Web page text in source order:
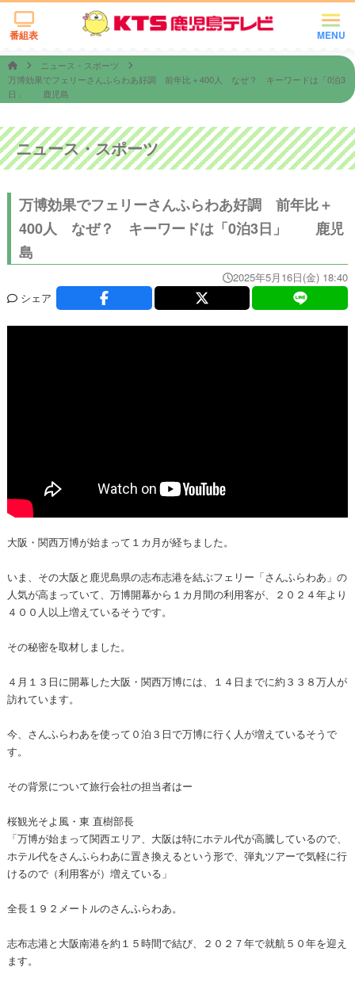
MENU
番組表
ニュース・スポーツ
万博効果でフェリーさんふらわあ好調 前年比＋400人 なぜ？ キーワードは「0泊3
日」 鹿児島
ニュース・スポーツ
万博効果でフェリーさんふらわあ好調 前年比＋
400人 なぜ？ キーワードは「0泊3日」 鹿児
島
2025年5月16日(金) 18:40
シェア
大阪・関西万博が始まって１カ月が経ちました。
いま、その大阪と鹿児島県の志布志港を結ぶフェリー「さんふらわあ」の
人気が高まっていて、万博開幕から１カ月間の利用客が、２０２４年より
４００人以上増えているそうです。
その秘密を取材しました。
４月１３日に開幕した大阪・関西万博には、１４日までに約３３８万人が
訪れています。
今、さんふらわあを使って０泊３日で万博に行く人が増えているそうで
す。
その背景について旅行会社の担当者はー
桜観光そよ風・東 直樹部長
「万博が始まって関西エリア、大阪は特にホテル代が高騰しているので、
ホテル代をさんふらわあに置き換えるという形で、弾丸ツアーで気軽に行
けるので（利用客が）増えている」
全長１９２メートルのさんふらわあ。
志布志港と大阪南港を約１５時間で結び、２０２７年で就航５０年を迎え
ます。